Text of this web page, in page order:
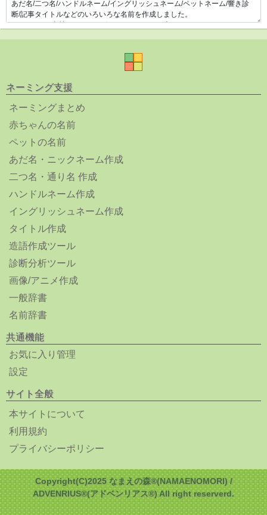
ネーミング支援
ネーミングまとめ
赤ちゃんの名前
ペットの名前
あだ名・ニックネーム作成
二つ名・通り名 作成
ハンドルネーム作成
イングリッシュネーム作成
タイトル作成
造語作成ツール
診断分析ツール
画像/アニメ作成
一般辞書
名前辞書
共通機能
お気に入り管理
設定
サイト全般
本サイトについて
利用規約
プライバシーポリシー
Copyright(C)2025 なまえの森®(NAMAENOMORI) /
ADVENRIUS®(アドベンリアス®) All right reserverd.